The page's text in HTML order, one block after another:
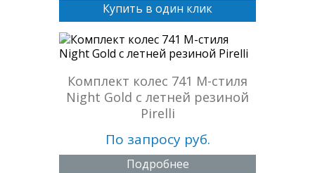
Купить в один клик
Комплект колеc 741 М-стиля
Night Gold с летней резиной
Pirelli
По запросу руб.
Подробнее